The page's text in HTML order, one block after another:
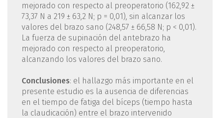
mejorado con respecto al preoperatorio (162,92 ±
73,37 N a 219 ± 63,2 N; p = 0,01), sin alcanzar los
valores del brazo sano (248,57 ± 66,58 N; p < 0,01).
La fuerza de supinación del antebrazo ha
mejorado con respecto al preoperatorio,
alcanzando los valores del brazo sano.
Conclusiones: el hallazgo más importante en el
presente estudio es la ausencia de diferencias
en el tiempo de fatiga del bíceps (tiempo hasta
la claudicación) entre el brazo intervenido